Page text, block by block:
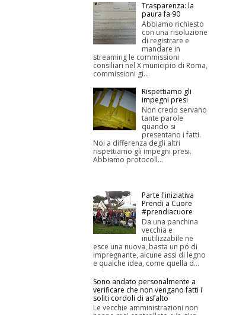
Trasparenza: la
paura fa 90
Abbiamo richiesto
con una risoluzione
di registrare e
mandare in
streaming le commissioni
consiliari nel X municipio di Roma,
commissioni gi...
Rispettiamo gli
impegni presi
Non credo servano
tante parole
quando si
presentano i fatti.
Noi a differenza degli altri
rispettiamo gli impegni presi.
Abbiamo protocoll...
Parte l'iniziativa
Prendi a Cuore
#prendiacuore
Da una panchina
vecchia e
inutilizzabile ne
esce una nuova, basta un pó di
impregnante, alcune assi di legno
e qualche idea, come quella d...
Sono andato personalmente a
verificare che non vengano fatti i
soliti cordoli di asfalto
Le vecchie amministrazioni non